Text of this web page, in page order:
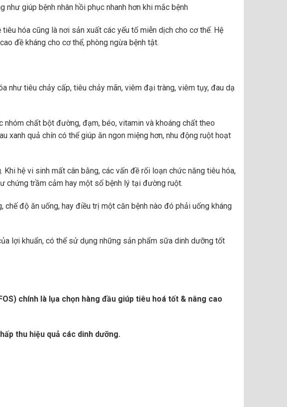
giúp bệnh nhân hồi phục nhanh hơn khi mắc bệnh
hóa cũng là nơi sản xuất các yếu tố miễn dịch cho cơ thể. Hệ
đề kháng cho cơ thể, phòng ngừa bệnh tật.
như tiêu chảy cấp, tiêu chảy mãn, viêm đại tràng, viêm tụy, đau dạ
nhóm chất bột đường, đạm, béo, vitamin và khoáng chất theo
xanh quả chín có thể giúp ăn ngon miệng hơn, nhu động ruột hoạt
hệ vi sinh mất cân bằng, các vấn đề rối loạn chức năng tiêu hóa,
chứng trầm cảm hay một số bệnh lý tại đường ruột.
độ ăn uống, hay điều trị một căn bệnh nào đó phải uống kháng
lợi khuẩn, có thể sử dụng những sản phẩm sữa dinh dưỡng tốt
chính là lụa chọn hàng đầu giúp tiêu hoá tốt & nâng cao
thu hiệu quả các dinh dưỡng.